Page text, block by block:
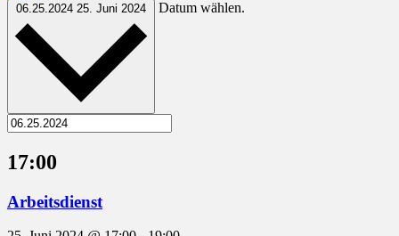
06.25.2024 25. Juni 2024 Datum wählen.
17:00
Arbeitsdienst